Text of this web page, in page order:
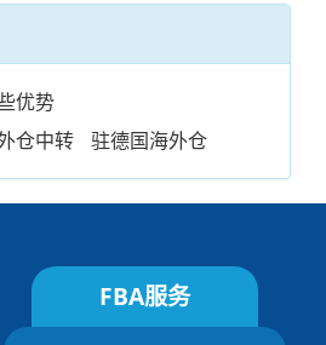
优势
仓中转 驻德国海外仓
FBA服务